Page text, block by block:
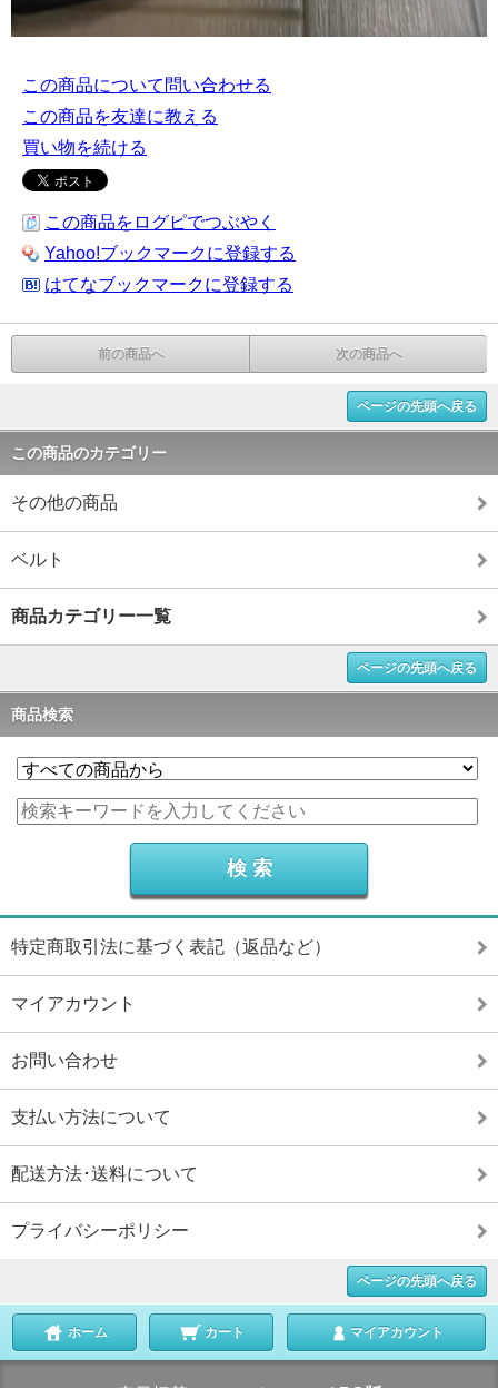
この商品について問い合わせる
この商品を友達に教える
買い物を続ける
この商品をログピでつぶやく
Yahoo!ブックマークに登録する
はてなブックマークに登録する
前の商品へ 次の商品へ
ページの先頭へ戻る
この商品のカテゴリー
その他の商品
ベルト
商品カテゴリー一覧
ページの先頭へ戻る
商品検索
特定商取引法に基づく表記（返品など）
マイアカウント
お問い合わせ
支払い方法について
配送方法･送料について
プライバシーポリシー
ページの先頭へ戻る
ホーム カート マイアカウント